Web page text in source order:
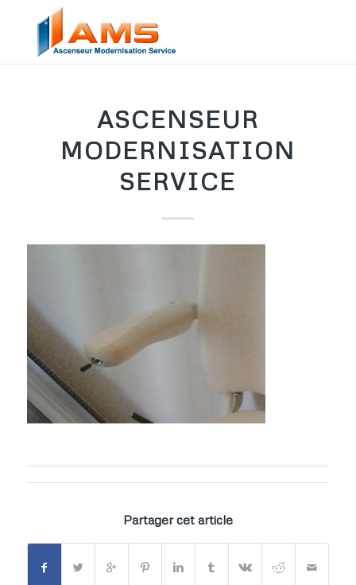
ASCENSEUR
MODERNISATION
SERVICE
Partager cet article